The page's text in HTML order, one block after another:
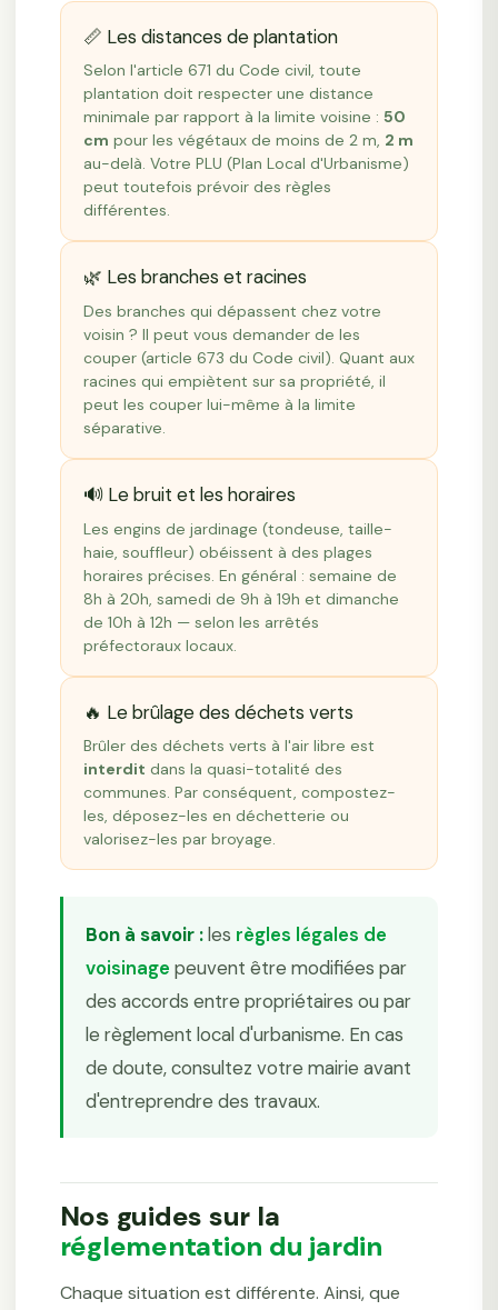
📏 Les distances de plantation
Selon l'article 671 du Code civil, toute
plantation doit respecter une distance
minimale par rapport à la limite voisine : 50
cm pour les végétaux de moins de 2 m, 2 m
au-delà. Votre PLU (Plan Local d'Urbanisme)
peut toutefois prévoir des règles
différentes.
🌿 Les branches et racines
Des branches qui dépassent chez votre
voisin ? Il peut vous demander de les
couper (article 673 du Code civil). Quant aux
racines qui empiètent sur sa propriété, il
peut les couper lui-même à la limite
séparative.
🔊 Le bruit et les horaires
Les engins de jardinage (tondeuse, taille-
haie, souffleur) obéissent à des plages
horaires précises. En général : semaine de
8h à 20h, samedi de 9h à 19h et dimanche
de 10h à 12h — selon les arrêtés
préfectoraux locaux.
🔥 Le brûlage des déchets verts
Brûler des déchets verts à l'air libre est
interdit dans la quasi-totalité des
communes. Par conséquent, compostez-
les, déposez-les en déchetterie ou
valorisez-les par broyage.
Bon à savoir :les règles légales de
voisinage peuvent être modifiées par
des accords entre propriétaires ou par
le règlement local d'urbanisme. En cas
de doute, consultez votre mairie avant
d'entreprendre des travaux.
Nos guides sur la
réglementation du jardin
Chaque situation est différente. Ainsi, que